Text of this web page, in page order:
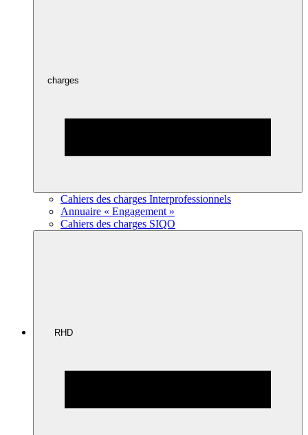
charges
Cahiers des charges Interprofessionnels
Annuaire « Engagement »
Cahiers des charges SIQO
RHD